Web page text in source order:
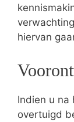
hiervan
Indien u na
overtuigd